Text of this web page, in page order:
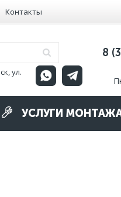
Контакты
ул.
8
УСЛУГИ